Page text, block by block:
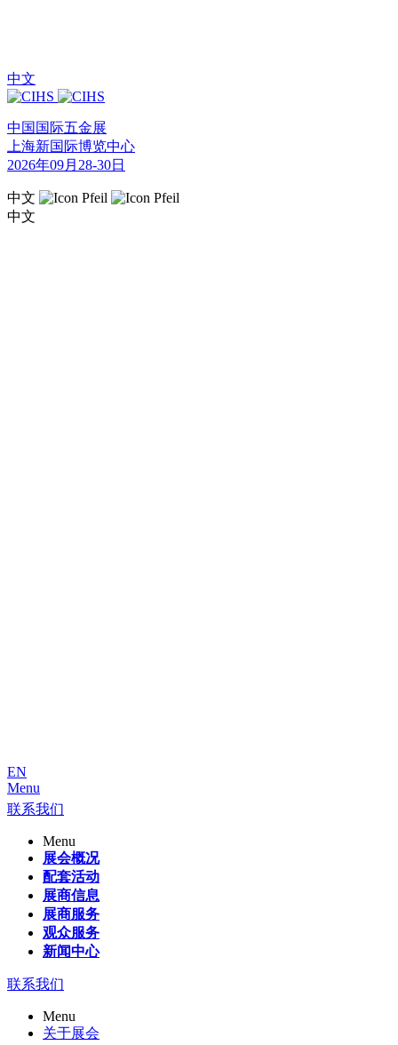
中文
中国国际五金展
上海新国际博览中心
2026年09月28-30日
中文
中文
EN
Menu
联系我们
Menu
展会概况
配套活动
展商信息
展商服务
观众服务
新闻中心
联系我们
Menu
关于展会